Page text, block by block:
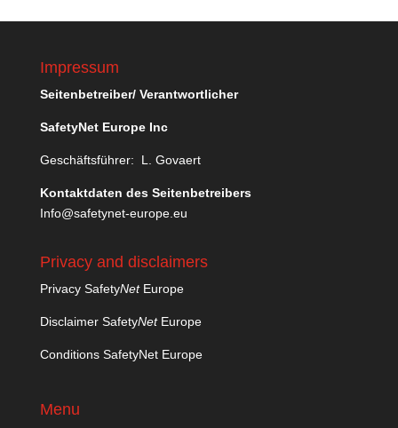
Impressum
Seitenbetreiber/ Verantwortlicher
SafetyNet Europe Inc
Geschäftsführer: L. Govaert
Kontaktdaten des Seitenbetreibers
Info@safetynet-europe.eu
Privacy and disclaimers
Privacy SafetyNetEurope
Disclaimer SafetyNetEurope
Conditions SafetyNet Europe
Menu